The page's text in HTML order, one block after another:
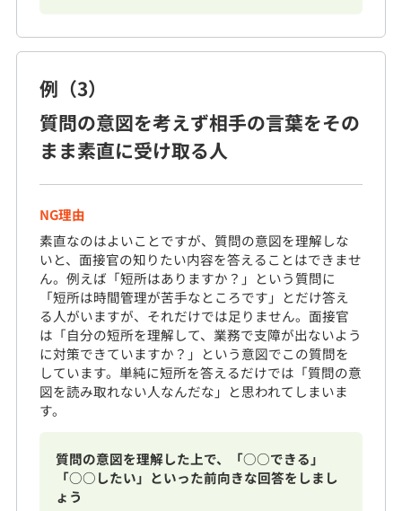
例（3）
質問の意図を考えず相手の言葉をその
まま素直に受け取る人
NG理由
素直なのはよいことですが、質問の意図を理解しな
いと、面接官の知りたい内容を答えることはできませ
ん。例えば「短所はありますか？」という質問に
「短所は時間管理が苦手なところです」とだけ答え
る人がいますが、それだけでは足りません。面接官
は「自分の短所を理解して、業務で支障が出ないよう
に対策できていますか？」という意図でこの質問を
しています。単純に短所を答えるだけでは「質問の意
図を読み取れない人なんだな」と思われてしまいま
す。
質問の意図を理解した上で、「○○できる」
「○○したい」といった前向きな回答をしまし
ょう